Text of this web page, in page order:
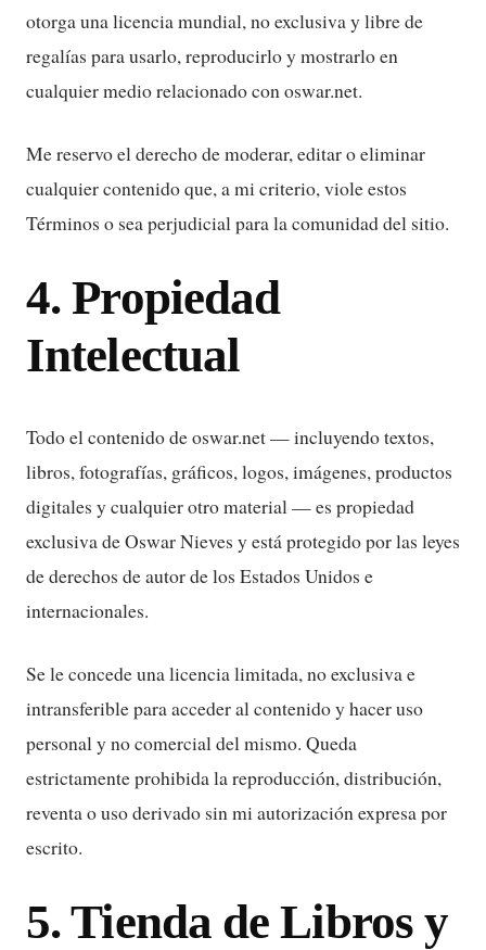
otorga una licencia mundial, no exclusiva y libre de
regalías para usarlo, reproducirlo y mostrarlo en
cualquier medio relacionado con oswar.net.
Me reservo el derecho de moderar, editar o eliminar
cualquier contenido que, a mi criterio, viole estos
Términos o sea perjudicial para la comunidad del sitio.
4. Propiedad
Intelectual
Todo el contenido de oswar.net — incluyendo textos,
libros, fotografías, gráficos, logos, imágenes, productos
digitales y cualquier otro material — es propiedad
exclusiva de Oswar Nieves y está protegido por las leyes
de derechos de autor de los Estados Unidos e
internacionales.
Se le concede una licencia limitada, no exclusiva e
intransferible para acceder al contenido y hacer uso
personal y no comercial del mismo. Queda
estrictamente prohibida la reproducción, distribución,
reventa o uso derivado sin mi autorización expresa por
escrito.
5. Tienda de Libros y